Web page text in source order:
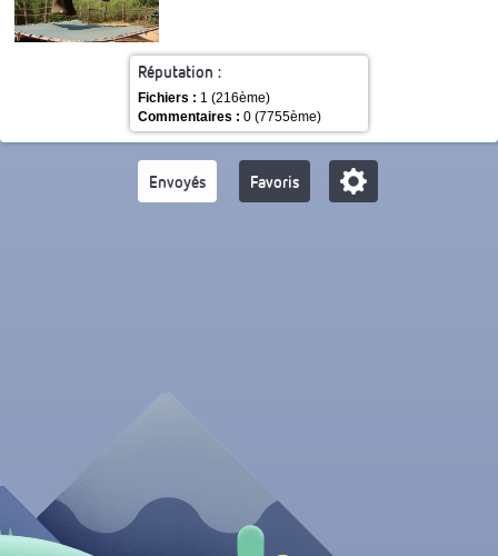
Réputation :
Fichiers : 1 (216ème)
Commentaires : 0 (7755ème)
Envoyés Favoris